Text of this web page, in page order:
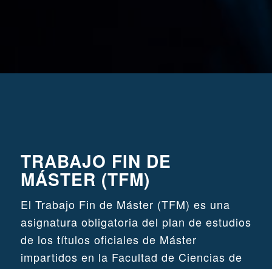
TRABAJO FIN DE
MÁSTER (TFM)
El Trabajo Fin de Máster (TFM) es una
asignatura obligatoria del plan de estudios
de los títulos oficiales de Máster
impartidos en la Facultad de Ciencias de